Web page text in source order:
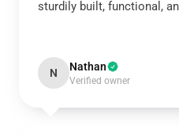
sturdily built, functional,
N Nathan
Verified owner